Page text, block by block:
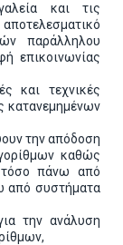
και τις
παράλληλου
επικοινωνίας
και τεχνικές
κατανεμημένων
την απόδοση
καθώς
τόσο πάνω από
από συστήματα
την ανάλυση